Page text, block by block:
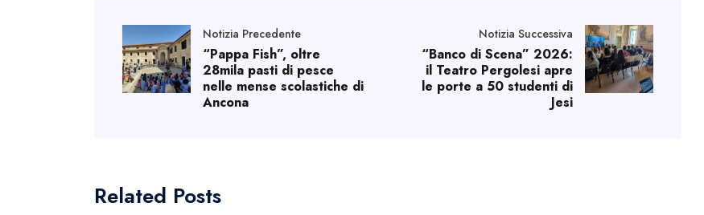
Notizia Precedente
“Pappa Fish”, oltre
28mila pasti di pesce
nelle mense scolastiche di
Ancona
Notizia Successiva
“Banco di Scena” 2026:
il Teatro Pergolesi apre
le porte a 50 studenti di
Jesi
Related Posts